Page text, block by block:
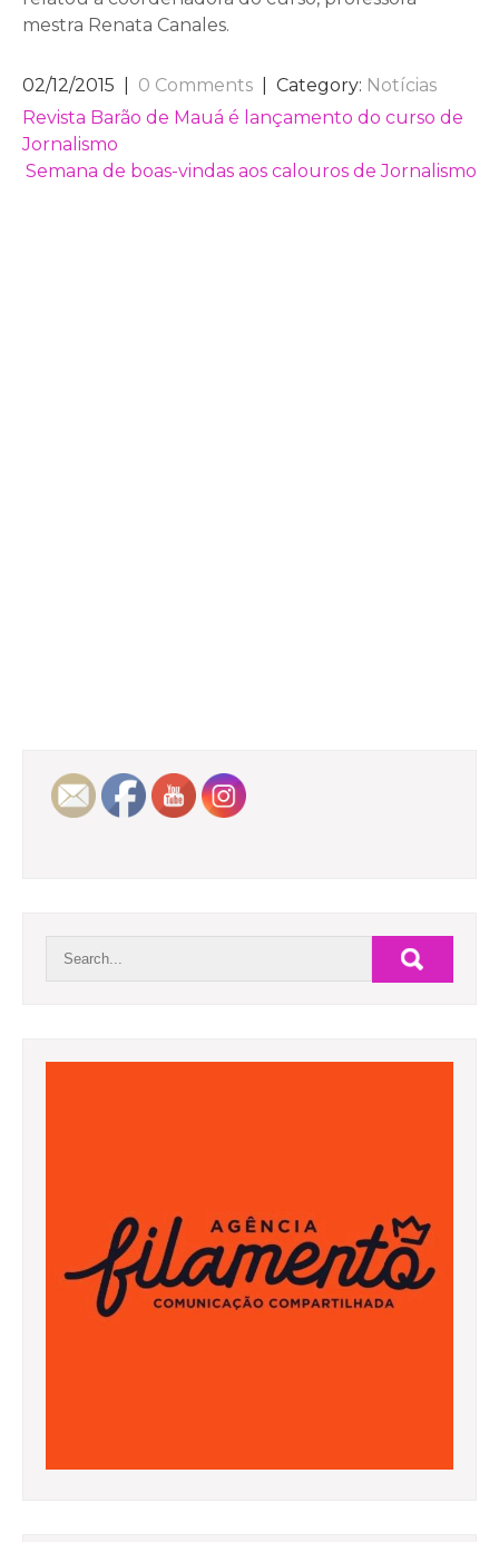
mestra Renata Canales.
02/12/2015 0 Comments | Category: Notícias
NAVEGAÇÃO
DE
POST
Revista Barão de Mauá é lançamento do curso de
Jornalismo
Semana de boas-vindas aos calouros de Jornalismo